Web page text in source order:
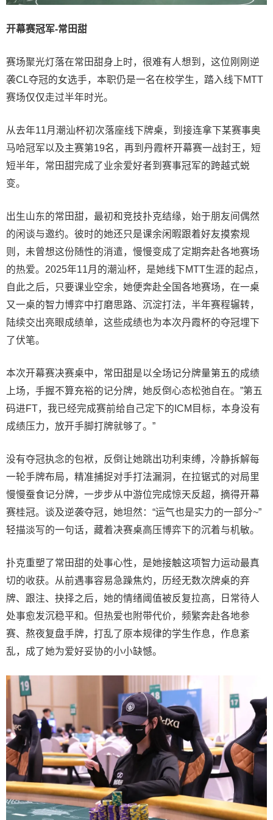
开幕赛冠军-常田甜
赛场聚光灯落在常田甜身上时，很难有人想到，这位刚刚逆
袭CL夺冠的女选手，本职仍是一名在校学生，踏入线下MTT
赛场仅仅走过半年时光。
从去年11月潮汕杯初次落座线下牌桌，到接连拿下某赛事奥
马哈冠军以及主赛第19名，再到丹霞杯开幕赛一战封王，短
短半年，常田甜完成了业余爱好者到赛事冠军的跨越式蜕
变。
出生山东的常田甜，最初和竞技扑克结缘，始于朋友间偶然
的闲谈与邀约。彼时的她还只是课余闲暇跟着好友摸索规
则，未曾想这份随性的消遣，慢慢变成了定期奔赴各地赛场
的热爱。2025年11月的潮汕杯，是她线下MTT生涯的起点，
自此之后，只要课业空余，她便奔赴全国各地赛场，在一桌
又一桌的智力博弈中打磨思路、沉淀打法，半年赛程辗转，
陆续交出亮眼成绩单，这些成绩也为本次丹霞杯的夺冠埋下
了伏笔。
本次开幕赛决赛桌中，常田甜是以全场记分牌量第五的成绩
上场，手握不算充裕的记分牌，她反倒心态松弛自在。”第五
码进FT，我已经完成赛前给自己定下的ICM目标，本身没有
成绩压力，放开手脚打牌就够了。”
没有夺冠执念的包袱，反倒让她跳出功利束缚，冷静拆解每
一轮手牌布局，精准捕捉对手打法漏洞，在拉锯式的对局里
慢慢蚕食记分牌，一步步从中游位完成惊天反超，摘得开幕
赛桂冠。谈及逆袭夺冠，她坦然：“运气也是实力的一部分~”
轻描淡写的一句话，藏着决赛桌高压博弈下的沉着与机敏。
扑克重塑了常田甜的处事心性，是她接触这项智力运动最真
切的收获。从前遇事容易急躁焦灼，历经无数次牌桌的弃
牌、跟注、抉择之后，她的情绪阈值被反复拉高，日常待人
处事愈发沉稳平和。但热爱也附带代价，频繁奔赴各地参
赛、熬夜复盘手牌，打乱了原本规律的学生作息，作息紊
乱，成了她为爱好妥协的小小缺憾。